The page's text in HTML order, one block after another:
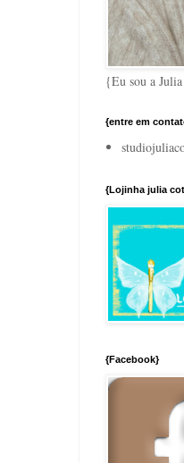
{Eu sou a
{entre em
{Lojinha julia
{Facebook}